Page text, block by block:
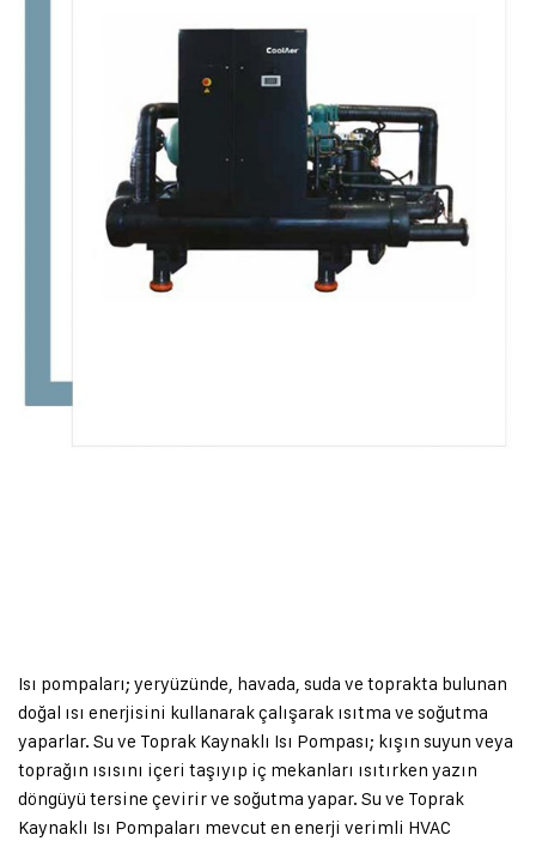
Isı pompaları; yeryüzünde, havada, suda ve toprakta bulunan
doğal ısı enerjisini kullanarak çalışarak ısıtma ve soğutma
yaparlar. Su ve Toprak Kaynaklı Isı Pompası; kışın suyun veya
toprağın ısısını içeri taşıyıp iç mekanları ısıtırken yazın
döngüyü tersine çevirir ve soğutma yapar. Su ve Toprak
Kaynaklı Isı Pompaları mevcut en enerji verimli HVAC